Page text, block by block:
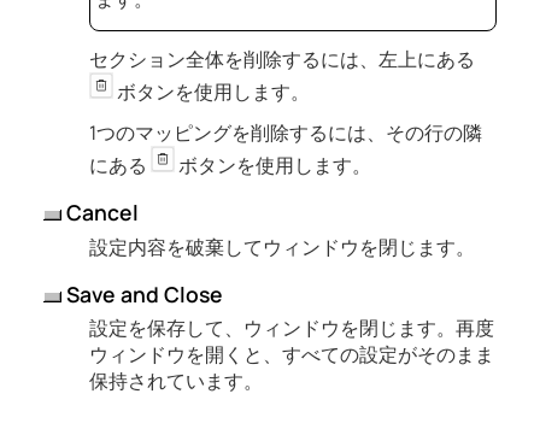
セクション全体を削除するには、左上にある
ボタンを使用します。
1つのマッピングを削除するには、その行の隣
にある
ボタンを使用します。
Cancel
設定内容を破棄してウィンドウを閉じます。
Save and Close
設定を保存して、ウィンドウを閉じます。再度
ウィンドウを開くと、すべての設定がそのまま
保持されています。